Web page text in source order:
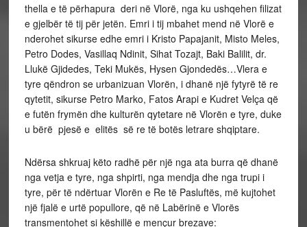
thella e të përhapura deri në Vlorë, nga ku ushqehen filizat
e gjelbër të tij për jetën. Emri i tij mbahet mend në Vlorë e
nderohet sikurse edhe emri i Kristo Papajanit, Misto Meles,
Petro Dodes, Vasillaq Ndinit, Sihat Tozajt, Baki Balilit, dr.
Llukë Gjidedes, Teki Mukës, Hysen Gjondedës…Vlera e
tyre qëndron se urbanizuan Vlorën, i dhanë një fytyrë të re
qytetit, sikurse Petro Marko, Fatos Arapi e Kudret Velça që
e futën frymën dhe kulturën qytetare në Vlorën e tyre, duke
u bërë pjesë e elitës së re të botës letrare shqiptare.
Ndërsa shkruaj këto radhë për një nga ata burra që dhanë
nga vetja e tyre, nga shpirti, nga mendja dhe nga trupi i
tyre, për të ndërtuar Vlorën e Re të Pasluftës, më kujtohet
një fjalë e urtë popullore, që në Labërinë e Vlorës
transmentohet si këshillë e mençur brezave: